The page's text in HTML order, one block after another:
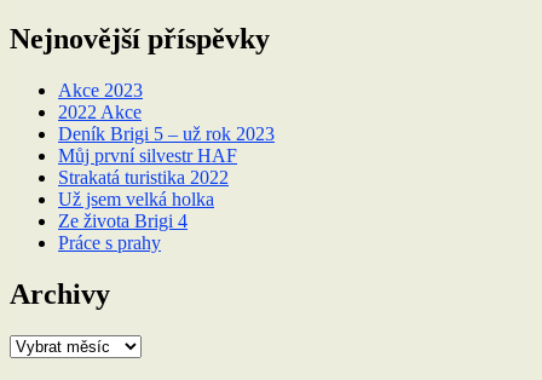
Nejnovější příspěvky
Akce 2023
2022 Akce
Deník Brigi 5 – už rok 2023
Můj první silvestr HAF
Strakatá turistika 2022
Už jsem velká holka
Ze života Brigi 4
Práce s prahy
Archivy
Archivy